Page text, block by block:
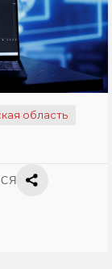
область